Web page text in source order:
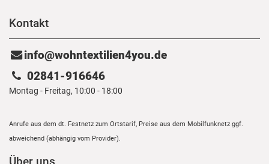
Kontakt
info@wohntextilien4you.de
02841-916646
Montag - Freitag, 10:00 - 18:00
Anrufe aus dem dt. Festnetz zum Ortstarif, Preise aus dem Mobilfunknetz ggf.
abweichend (abhängig vom Provider).